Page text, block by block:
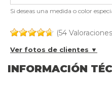
Si deseas una medida o color
(54
Ver fotos de clientes ▼
INFORMACIÓN